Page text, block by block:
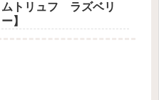
ムトリュフ ラズベリ
ー】